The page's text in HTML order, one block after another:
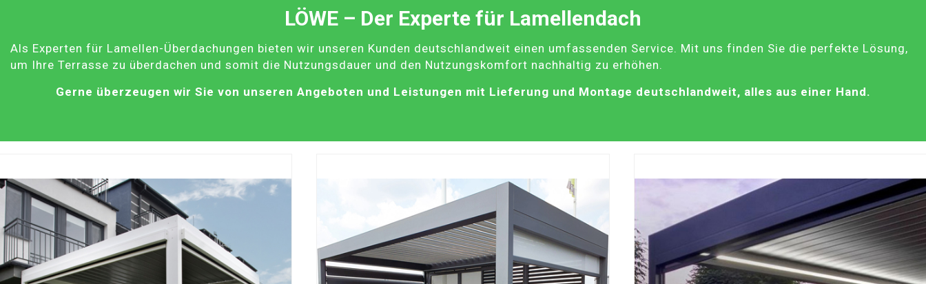
LÖWE – Der Experte für Lamellendach
Als Experten für Lamellen-Überdachungen bieten wir unseren Kunden deutschlandweit einen umfassenden Service. Mit uns finden Sie die perfekte Lösung,
um Ihre Terrasse zu überdachen und somit die Nutzungsdauer und den Nutzungskomfort nachhaltig zu erhöhen.
Gerne überzeugen wir Sie von unseren Angeboten und Leistungen mit Lieferung und Montage deutschlandweit, alles aus einer Hand.